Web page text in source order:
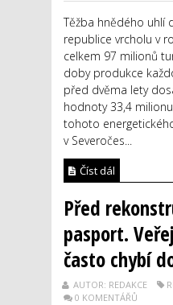
Těžba hnědého uhlí
republice vrcholu v
celkem 97 milionů
doby produkce
před dvěma lety
hodnoty 33,4
tohoto
v Severočes...
Číst dál
Před
pasport.
často chybí
AUTOR: REDAKCE
0 KOMENTÁŘŮ